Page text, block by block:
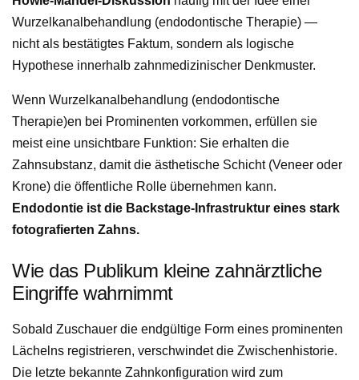
Wurzelkanalbehandlung (endodontische Therapie) —
nicht als bestätigtes Faktum, sondern als logische
Hypothese innerhalb zahnmedizinischer Denkmuster.
Wenn Wurzelkanalbehandlung (endodontische
Therapie)en bei Prominenten vorkommen, erfüllen sie
meist eine unsichtbare Funktion: Sie erhalten die
Zahnsubstanz, damit die ästhetische Schicht (Veneer oder
Krone) die öffentliche Rolle übernehmen kann.
Endodontie ist die Backstage-Infrastruktur eines stark
fotografierten Zahns.
Wie das Publikum kleine zahnärztliche
Eingriffe wahrnimmt
Sobald Zuschauer die endgültige Form eines prominenten
Lächelns registrieren, verschwindet die Zwischenhistorie.
Die letzte bekannte Zahnkonfiguration wird zum